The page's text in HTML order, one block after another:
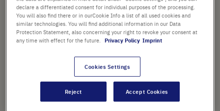
Preis ist der reduzierte Preis. [*zzgl. MwSt. und
Versandkosten]
- +
In
declare a differentiated consent for individual purposes of the processing.
You will also find there or in ourCookie Info a list of all used cookies and
similar technologies. You will find additional information in our Data
Protection Statement, also concerning your right to revoke your consent at
any time with effect for the future.
Privacy Policy Imprint
Cookies Settings
Reject Accept Cookies